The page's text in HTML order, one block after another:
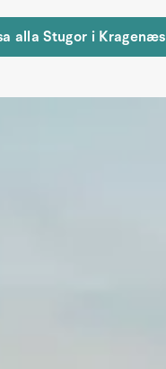
alla Stugor i Kragenæs